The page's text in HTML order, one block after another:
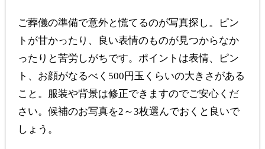
ご葬儀の準備で意外と慌てるのが写真探し。ピン
トが甘かったり、良い表情のものが見つからなか
ったりと苦労しがちです。ポイントは表情、ピン
ト、お顔がなるべく500円玉くらいの大きさがある
こと。服装や背景は修正できますのでご安心くだ
さい。候補のお写真を2～3枚選んでおくと良いで
しょう。